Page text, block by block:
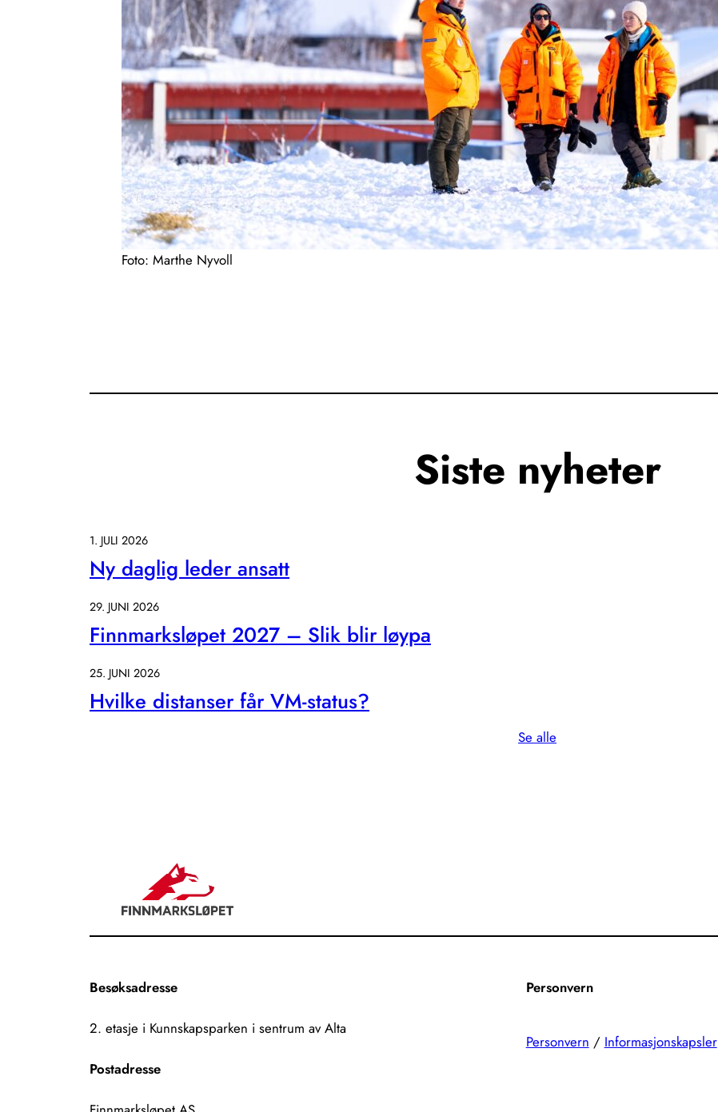
Foto: Marthe Nyvoll
Siste nyheter
1. JULI 2026
Ny daglig leder ansatt
29. JUNI 2026
Finnmarksløpet 2027 – Slik blir løypa
25. JUNI 2026
Hvilke distanser får VM-status?
Se alle
Besøksadresse
2. etasje i Kunnskapsparken i sentrum av Alta
Postadresse
Personvern
Personvern / Informasjonskapsler